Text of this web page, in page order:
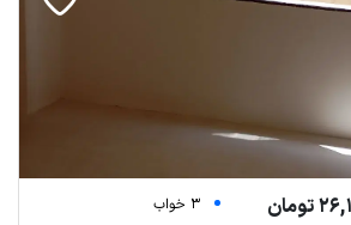
3 خواب